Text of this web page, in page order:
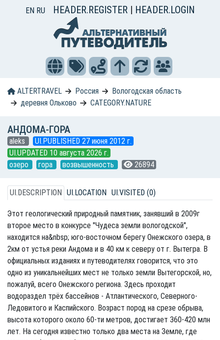
EN RU HEADER.REGISTER | HEADER.LOGIN
ALTERTRAVEL Россия
Вологодская область
деревня Ольково
CATEGORY.NATURE
АНДОМА-ГОРА
aleks
UI.PUBLISHED 27 июня 2012 г.
UI.UPDATED 10 августа 2026 г.
озеро
гора возвышенность 26894
UI.DESCRIPTION UI.LOCATION UI.VISITED (0)
Этот геологический природный памятник, занявший в 2009г
второе место в конкурсе "Чудеса земли вологодской",
находится на&nbsp; юго-восточном берегу Онежского озера, в
2км от устья реки Андома и в 40 км к северу от г. Вытегра. В
официальных изданиях и путеводителях говорится, что это
одно из уникальнейших мест не только земли Вытегорской, но,
пожалуй, всего Онежского региона. Здесь проходит
водораздел трёх бассейнов - Атлантического, Северного-
Ледовитого и Каспийского. Возраст пород на срезе обрыва,
высота которого около 60-ти метров, достигает 360-420 млн
лет. На сегодня известно только два места на Земле, где